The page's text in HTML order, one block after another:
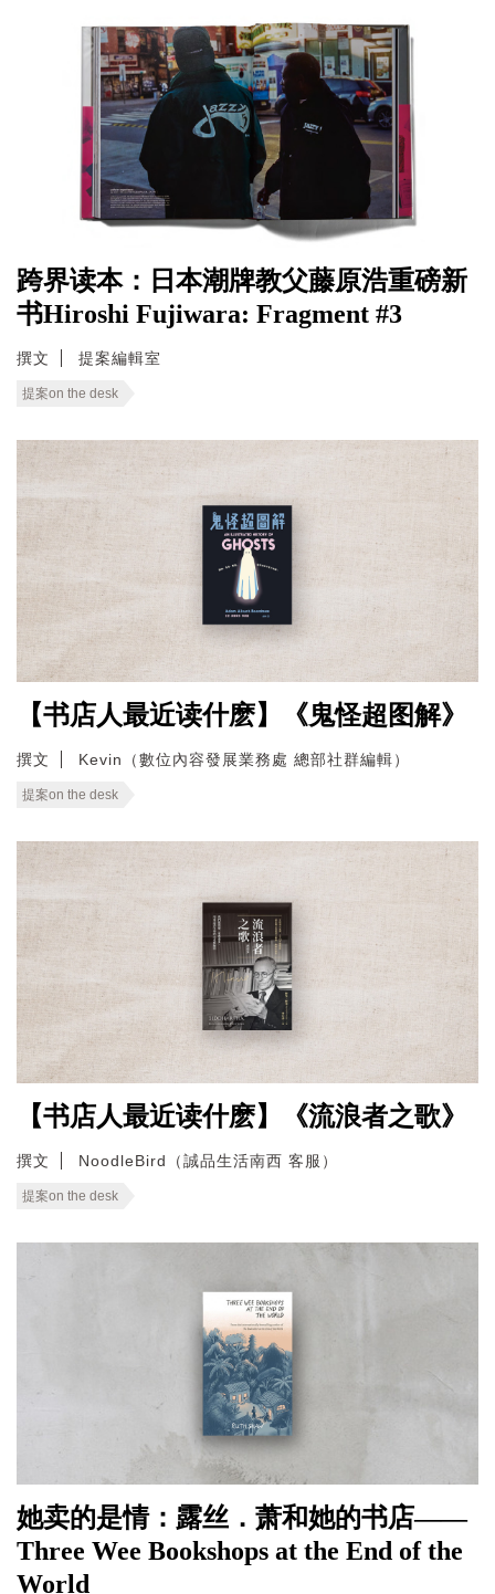
跨界读本：日本潮牌教父藤原浩重磅新
书Hiroshi Fujiwara: Fragment #3
撰文 提案編輯室
提案on the desk
【书店人最近读什麽】《鬼怪超图解》
撰文 Kevin（數位內容發展業務處 總部社群編輯）
提案on the desk
【书店人最近读什麽】《流浪者之歌》
撰文 NoodleBird（誠品生活南西 客服）
提案on the desk
她卖的是情：露丝．萧和她的书店——
Three Wee Bookshops at the End of the
World